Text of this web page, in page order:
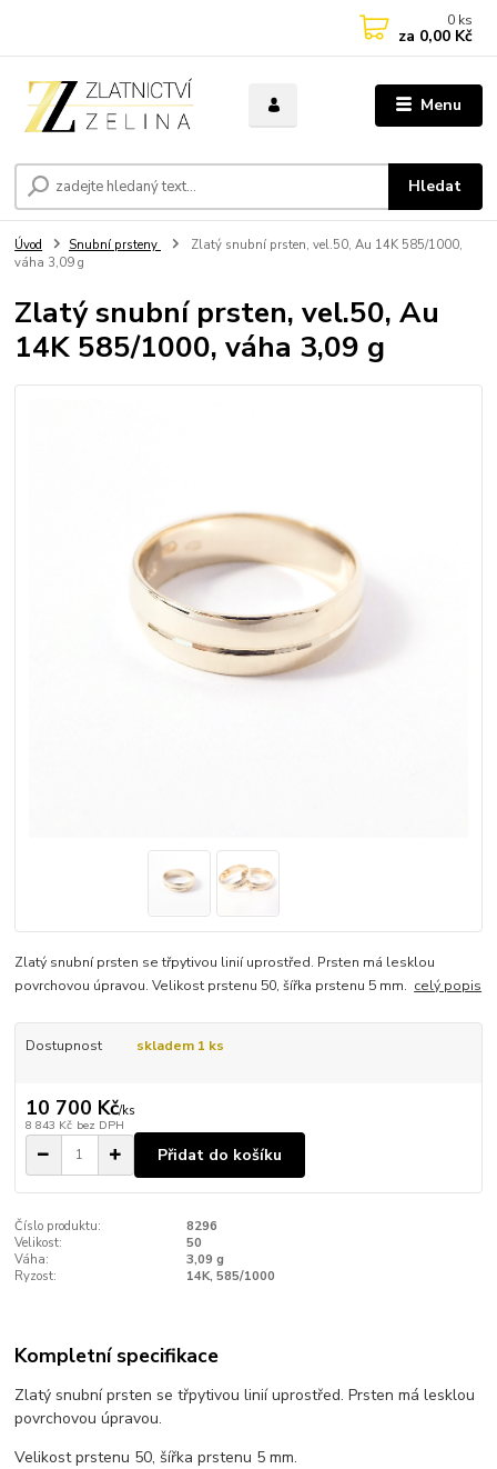
Menu
Hledat
0 ks
za 0,00 Kč
Úvod Snubní prsteny
Zlatý snubní prsten, vel.50, Au 14K 585/1000,
váha 3,09 g
Zlatý snubní prsten, vel.50, Au
14K 585/1000, váha 3,09 g
Zlatý snubní prsten se třpytivou linií uprostřed. Prsten má lesklou
povrchovou úpravou. Velikost prstenu 50, šířka prstenu 5 mm. celý popis
Dostupnost skladem 1 ks
10 700 Kč/ks
8 843 Kč bez DPH
Přidat do košíku
Číslo produktu:
8296
Velikost:
50
Váha:
3,09 g
Ryzost:
14K, 585/1000
Kompletní specifikace
Zlatý snubní prsten se třpytivou linií uprostřed. Prsten má lesklou
povrchovou úpravou.
Velikost prstenu 50, šířka prstenu 5 mm.